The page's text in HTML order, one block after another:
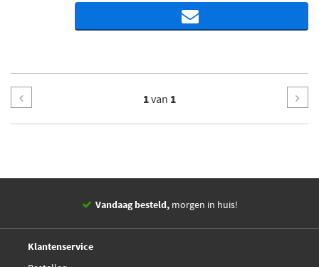
1van 1
Vandaag besteld, morgen in huis!
Klantenservice